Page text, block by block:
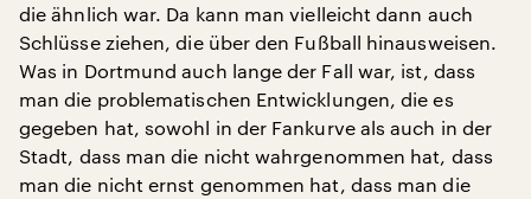
die ähnlich war. Da kann man vielleicht dann auch
Schlüsse ziehen, die über den Fußball hinausweisen.
Was in Dortmund auch lange der Fall war, ist, dass
man die problematischen Entwicklungen, die es
gegeben hat, sowohl in der Fankurve als auch in der
Stadt, dass man die nicht wahrgenommen hat, dass
man die nicht ernst genommen hat, dass man die